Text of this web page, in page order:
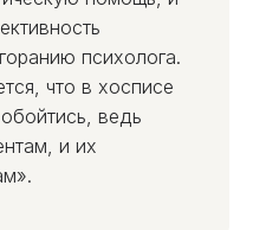
психолога.
что в хосписе
ведь
и их